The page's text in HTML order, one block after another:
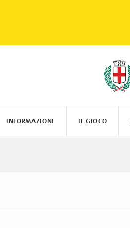
INFORMAZIONI IL GIOCO